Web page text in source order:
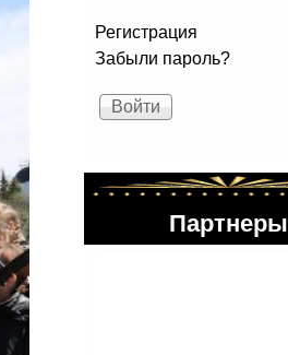
Регистрация
Забыли пароль?
Партнеры